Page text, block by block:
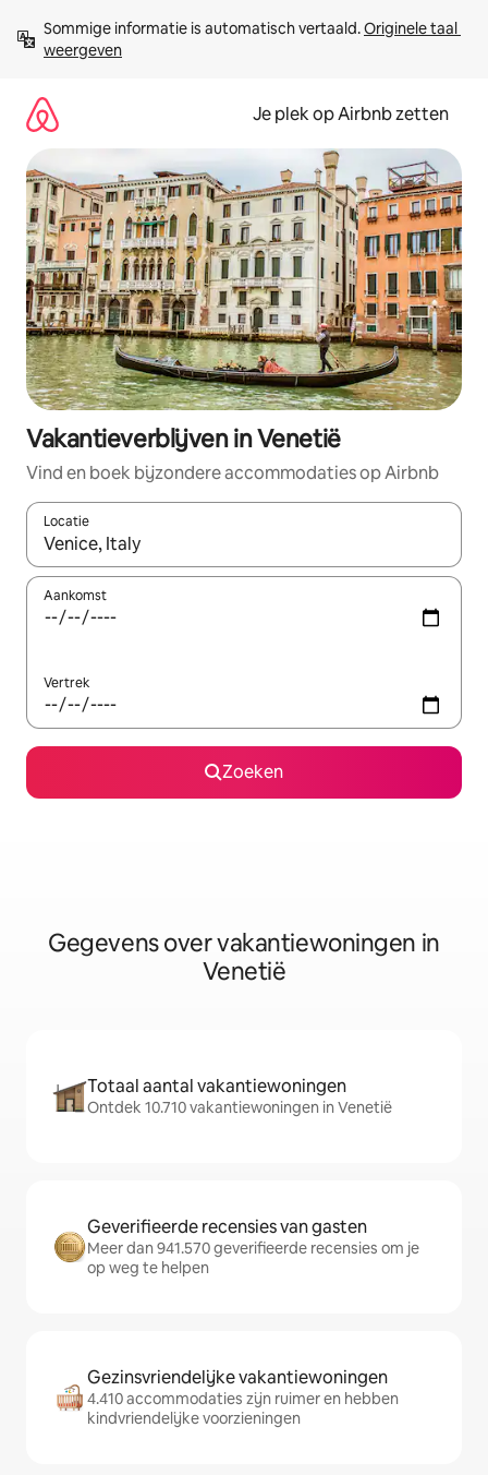
direct
naar
Sommige informatie is automatisch vertaald. Originele taal
weergeven
Je plek op Airbnb zetten
Vakantieverblijven in Venetië
Vind en boek bijzondere accommodaties op Airbnb
Locatie
Wanneer er resultaten beschikbaar zijn, maak je een keuze
Aankomst
Vertrek
Zoeken
Gegevens over vakantiewoningen in
Venetië
Totaal aantal vakantiewoningen
Ontdek 10.710 vakantiewoningen in Venetië
Geverifieerde recensies van gasten
Meer dan 941.570 geverifieerde recensies om je
op weg te helpen
Gezinsvriendelijke vakantiewoningen
4.410 accommodaties zijn ruimer en hebben
kindvriendelijke voorzieningen